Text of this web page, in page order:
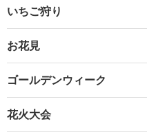
いちご狩り
お花見
ゴールデンウィーク
花火大会